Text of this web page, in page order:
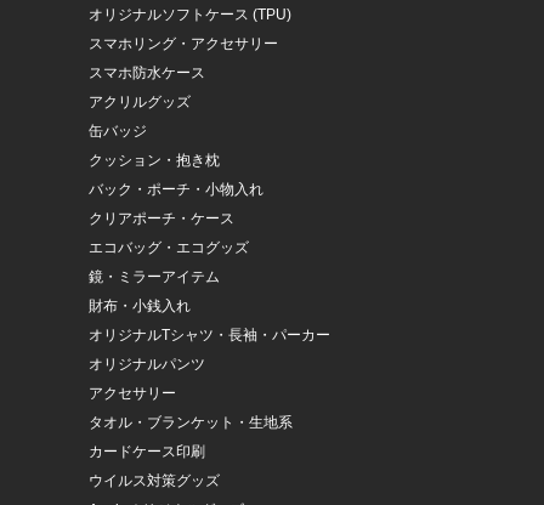
オリジナルソフトケース (TPU)
スマホリング・アクセサリー
スマホ防水ケース
アクリルグッズ
缶バッジ
クッション・抱き枕
バック・ポーチ・小物入れ
クリアポーチ・ケース
エコバッグ・エコグッズ
鏡・ミラーアイテム
財布・小銭入れ
オリジナルTシャツ・長袖・パーカー
オリジナルパンツ
アクセサリー
タオル・ブランケット・生地系
カードケース印刷
ウイルス対策グッズ